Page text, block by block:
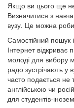
Якщо ви цього ще
Визначитися з
вузу. Це можна
Самостійний пошук
Інтернет відкриває
молоді для вибору
радо зустрічають у
часто подається не
англійською чи
для студентів-